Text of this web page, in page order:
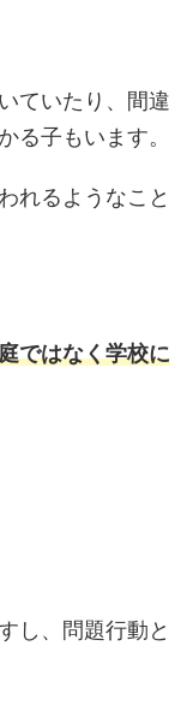
ていたり、間違
る子もいます。
れるようなこと
ではなく学校に
し、問題行動と